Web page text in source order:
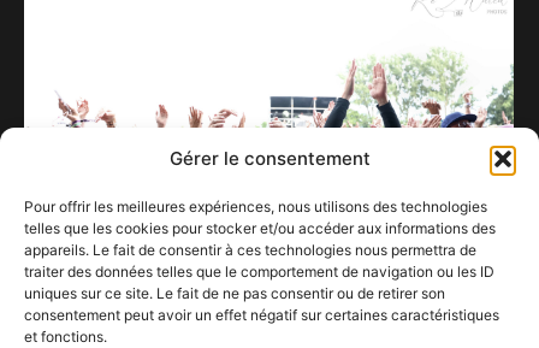
Gérer le consentement
Pour offrir les meilleures expériences, nous utilisons des technologies
telles que les cookies pour stocker et/ou accéder aux informations des
appareils. Le fait de consentir à ces technologies nous permettra de
traiter des données telles que le comportement de navigation ou les ID
uniques sur ce site. Le fait de ne pas consentir ou de retirer son
consentement peut avoir un effet négatif sur certaines caractéristiques
et fonctions.
Festivals en péril : quand la musique devient